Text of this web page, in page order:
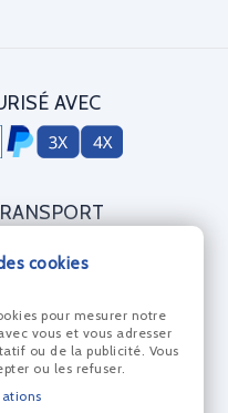
cookies
pour mesurer notre
vous et vous adresser
ou de la publicité. Vous
ou les refuser.
AVEC